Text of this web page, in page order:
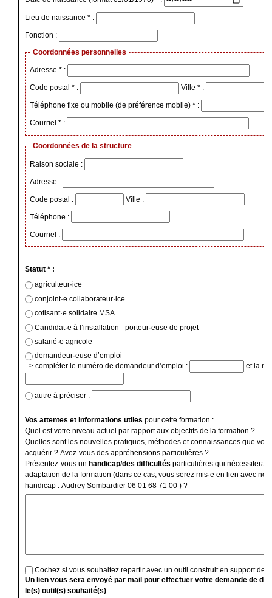
Lieu de naissance * :
Fonction :
Coordonnées personnelles
Adresse * :
Code postal * : Ville * :
Téléphone fixe ou mobile (de préférence mobile) * :
Courriel * :
Coordonnées de la structure
Raison sociale :
Adresse :
Code postal : Ville :
Téléphone :
Courriel :
Statut * :
agriculteur·ice
conjoint·e collaborateur·ice
cotisant·e solidaire MSA
Candidat·e à l’installation - porteur·euse de projet
salarié·e agricole
demandeur·euse d’emploi
-> compléter le numéro de demandeur d’emploi :
et la
autre à préciser :
Vos attentes et informations utiles pour cette formation :
Quel est votre niveau actuel par rapport aux objectifs de la formation ?
Quelles sont les nouvelles pratiques, méthodes et connaissances que
acquérir ? Avez-vous des appréhensions particulières ?
Présentez-vous un handicap/des difficultés particulières qui
adaptation de la formation (dans ce cas, vous serez mis·e en lien avec
handicap : Audrey Sombardier 06 01 68 71 00 ) ?
Cochez si vous souhaitez repartir avec un outil construit en support de
Un lien vous sera envoyé par mail pour effectuer votre demande de
le(s) outil(s) souhaité(s)